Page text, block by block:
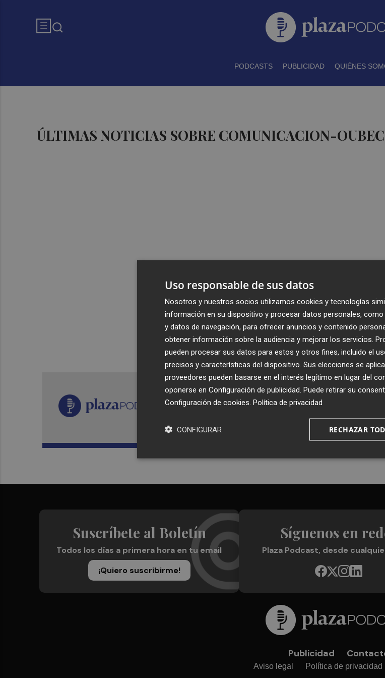
PODCASTS PUBLICIDAD QUIÉNES
ÚLTIMAS NOTICIAS SOBRE COMUNICACION-
Recibe toda la
Plaza Podcast en tu
Suscríbete al Boletín
Todos los días a primera hora en tu email
¡Quiero suscribirme!
Síguenos en
Plaza Podcast, desde
Publicidad
Aviso legal Política de privacidad
Uso responsable de sus datos
Nosotros y nuestros socios utilizamos cookies y tecnologías
información en su dispositivo y procesar datos personales,
y datos de navegación, para ofrecer anuncios y contenido
obtener información sobre la audiencia y mejorar los servicios.
pueden procesar sus datos para estos y otros fines, incluido el
precisos y características del dispositivo. Sus elecciones se
proveedores pueden basarse en el interés legítimo en lugar del
oponerse en Configuración de publicidad . Puede retirar su
Configuración de cookies Política de privacidad
RECHAZAR
CONFIGURAR